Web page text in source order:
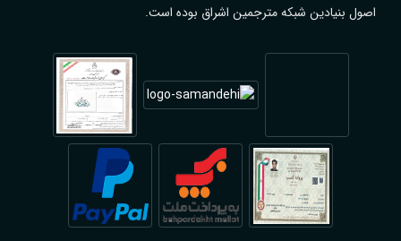
اصول بنیادین شبکه مترجمین اشراق بوده است.